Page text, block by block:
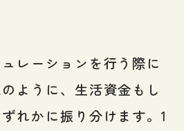
レーションを行う際に
ように、生活資金もし
れかに振り分けます。1